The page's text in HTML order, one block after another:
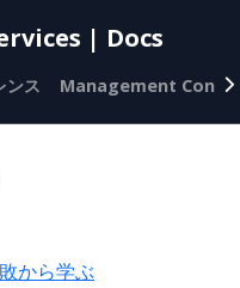
| Docs
ンス Management
から学ぶ